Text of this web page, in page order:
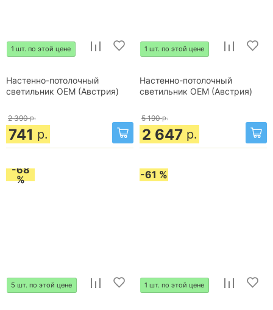
1 шт. по этой цене
Настенно-потолочный
светильник OEM (Австрия)
2 390 р.
741 р.
1 шт. по этой цене
Настенно-потолочный
светильник OEM (Австрия)
5 190 р.
2 647 р.
-68
%
5 шт. по этой цене
-61 %
1 шт. по этой цене